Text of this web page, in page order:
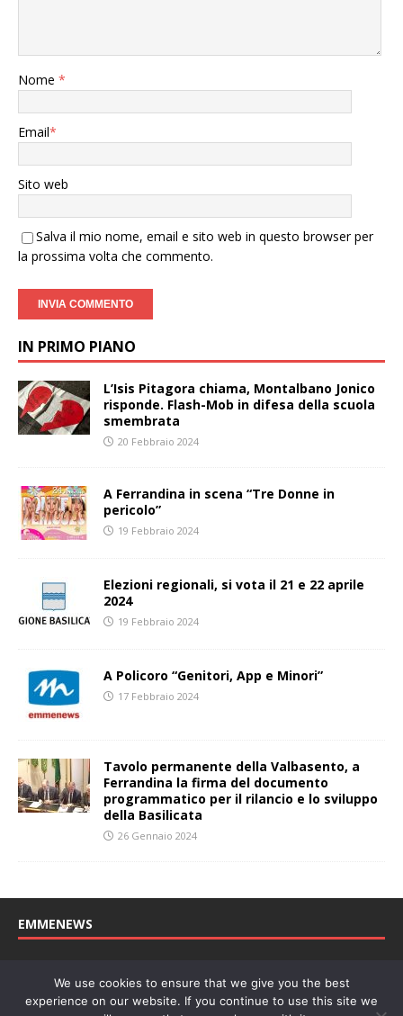
Nome *
Email*
Sito web
Salva il mio nome, email e sito web in questo browser per
la prossima volta che commento.
IN PRIMO PIANO
L’Isis Pitagora chiama, Montalbano Jonico
risponde. Flash-Mob in difesa della scuola
smembrata
20 Febbraio 2024
A Ferrandina in scena “Tre Donne in
pericolo”
19 Febbraio 2024
Elezioni regionali, si vota il 21 e 22 aprile
2024
19 Febbraio 2024
A Policoro “Genitori, App e Minori”
17 Febbraio 2024
Tavolo permanente della Valbasento, a
Ferrandina la firma del documento
programmatico per il rilancio e lo sviluppo
della Basilicata
26 Gennaio 2024
EMMENEWS
27/04/2011. Direttore Responsabile: Concetta Monzo, Editore: Deah
soc. coop. P. Iva: 01219430772
We use cookies to ensure that we give you the best
experience on our website. If you continue to use this site we